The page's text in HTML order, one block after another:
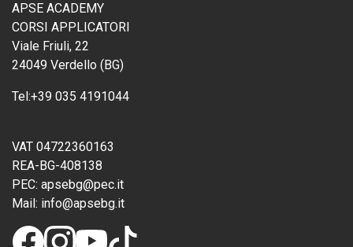
APSE ACADEMY
CORSI APPLICATORI
Viale Friuli, 22
24049 Verdello (BG)
Tel:+39 035 4191044
VAT 04722360163
REA-BG-408138
PEC: apsebg@pec.it
Mail: info@apsebg.it